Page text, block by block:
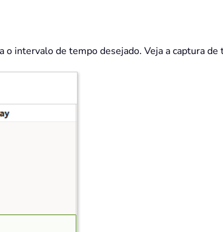
intervalo de tempo desejado. Veja a captura de